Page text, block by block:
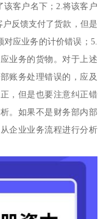
该客户名下；2.将该客户
反馈支付了货款，但是
应业务的计价错误；5.
业务的货物。对于上述
账务处理错误的，应及
，但是也要注意纠正错
。如果不是财务部内部
企业业务流程进行分析